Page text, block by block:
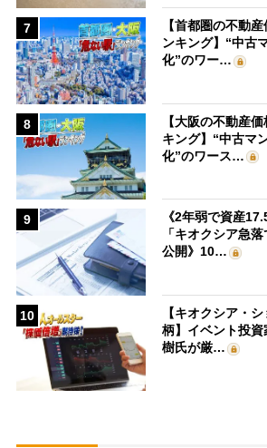
7
【首都圏の不動
ンキング】“中古
化”のワー…
8
【大阪の不動産
キング】“中古マ
化”のワース…
9
《2年弱で資産
「キオクシア急
公開》10…
10
【キオクシア・
柄】イベント投
樹氏が厳…